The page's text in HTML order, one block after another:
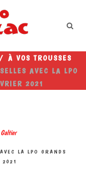
/ À VOS TROUSSES
AVEC LA LPO
2021
LA LPO GRANDS
2021